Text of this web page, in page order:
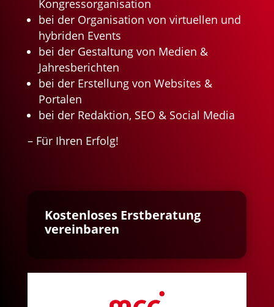
Kongressorganisation
bei der Organisation von virtuellen und
hybriden Events
bei der Gestaltung von Medien &
Jahresberichten
bei der Erstellung von Websites &
Portalen
bei der Redaktion, SEO & Social Media
– Für Ihren Erfolg!
Kostenloses Erstberatung
vereinbaren